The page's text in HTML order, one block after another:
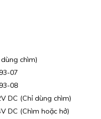
chìm)
07
08
DC (Chỉ dùng chìm)
DC (Chìm hoặc hở)